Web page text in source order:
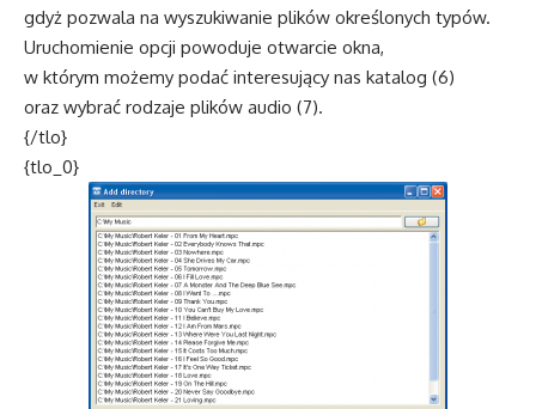
gdyż pozwala na wyszukiwanie plików określonych typów.
Uruchomienie opcji powoduje otwarcie okna,
w którym możemy podać interesujący nas katalog (6)
oraz wybrać rodzaje plików audio (7).
{/tlo}
{tlo_0}